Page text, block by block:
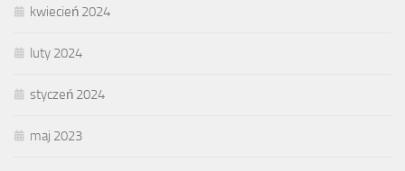
kwiecień 2024
luty 2024
styczeń 2024
maj 2023